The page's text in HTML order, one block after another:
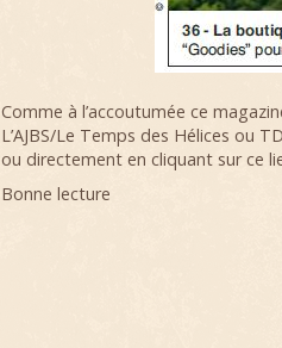
Comme à l’accoutumée ce
L’AJBS/Le Temps des Hélices ou
ou directement en cliquant sur ce
Bonne lecture